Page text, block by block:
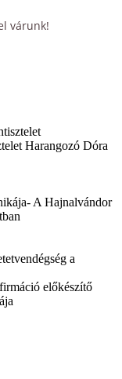
várunk!
Harangozó Dóra
A Hajnalvándor
a
előkészítő